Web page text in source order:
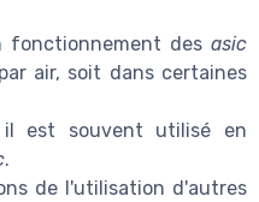
fonctionnement desasic
air, soit dans certaines
est souvent utilisé en
.
de l'utilisation d'autres